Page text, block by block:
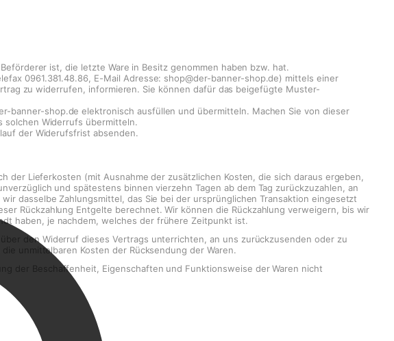
ist, die letzte Ware in Besitz genommen haben bzw. hat.
0961.381.48.86, E-Mail Adresse: shop@der-banner-shop.de) mittels einer
zu widerrufen, informieren. Sie können dafür das beigefügte Muster-
banner-shop.de elektronisch ausfüllen und übermitteln. Machen Sie von dieser
solchen Widerrufs übermitteln.
der Widerufsfrist absenden.
Lieferkosten (mit Ausnahme der zusätzlichen Kosten, die sich daraus ergeben,
und spätestens binnen vierzehn Tagen ab dem Tag zurückzuzahlen, an
dasselbe Zahlungsmittel, das Sie bei der ursprünglichen Transaktion eingesetzt
Rückzahlung Entgelte berechnet. Wir können die Rückzahlung verweigern, bis wir
haben, je nachdem, welches der frühere Zeitpunkt ist.
den Widerruf dieses Vertrags unterrichten, an uns zurückzusenden oder zu
unmittelbaren Kosten der Rücksendung der Waren.
der Beschaffenheit, Eigenschaften und Funktionsweise der Waren nicht